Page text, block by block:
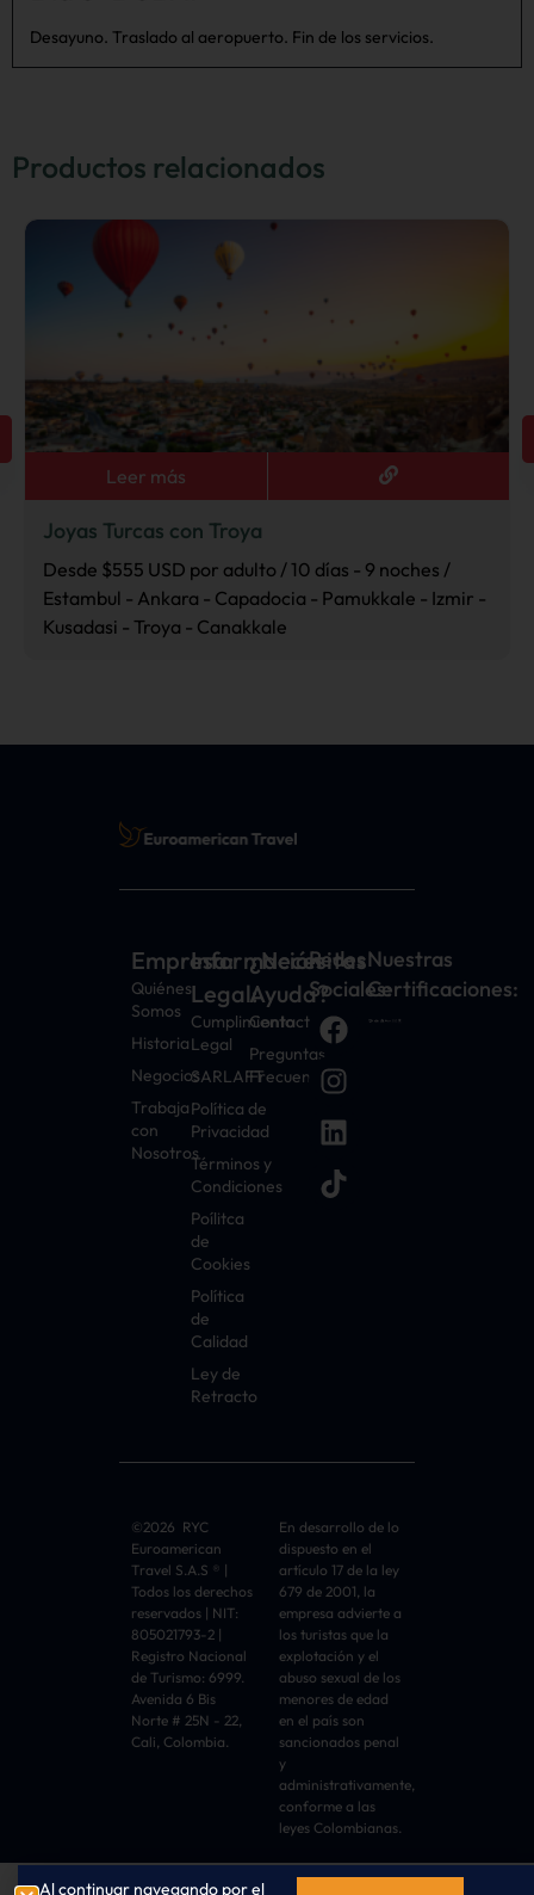
Desayuno. Traslado al aeropuerto. Fin de los servicios.
Productos relacionados
Leer más
Joyas Turcas con Troya
Desde $555 USD por adulto / 10 días - 9 noches /
Estambul - Ankara - Capadocia - Pamukkale - Izmir -
Kusadasi - Troya - Canakkale
Empresa:
Quiénes
Somos
Historia
Negocios
Trabaja
con
Nosotros
Información
Legal:
Cumplimiento
Legal
SARLAFT
Política de
Privacidad
Términos y
Condiciones
Poílitca
de
Cookies
Política
de
Calidad
Ley de
Retracto
¿Necesitas
Ayuda?
Contacto
Preguntas
Frecuentes
Redes
Sociales:
Nuestras
Certificaciones:
©2026 RYC
Euroamerican
Travel S.A.S ® |
Todos los derechos
reservados | NIT:
805021793-2 |
Registro Nacional
de Turismo: 6999.
Avenida 6 Bis
Norte # 25N - 22,
Cali, Colombia.
En desarrollo de lo
dispuesto en el
artículo 17 de la ley
679 de 2001, la
empresa advierte a
los turistas que la
explotación y el
abuso sexual de los
menores de edad
en el país son
sancionados penal
y
administrativamente,
conforme a las
leyes Colombianas.
Al continuar navegando por el